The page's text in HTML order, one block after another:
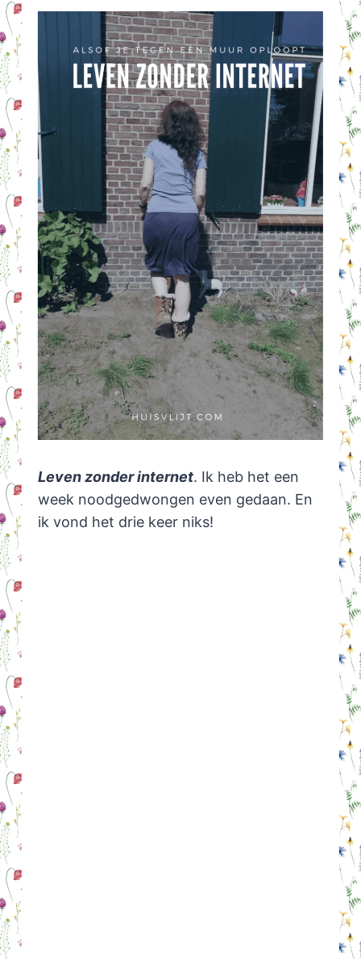
Leven zonder internet. Ik heb het een
week noodgedwongen even gedaan. En
ik vond het drie keer niks!